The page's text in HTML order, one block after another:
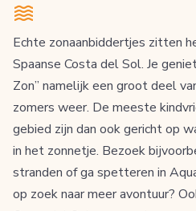
Echte zonaanbiddertjes zitten
Spaanse Costa del Sol. Je
Zon” namelijk een groot deel
zomers weer. De meeste
gebied zijn dan ook gericht op
in het zonnetje. Bezoek
stranden of ga spetteren in
op zoek naar meer avontuur?